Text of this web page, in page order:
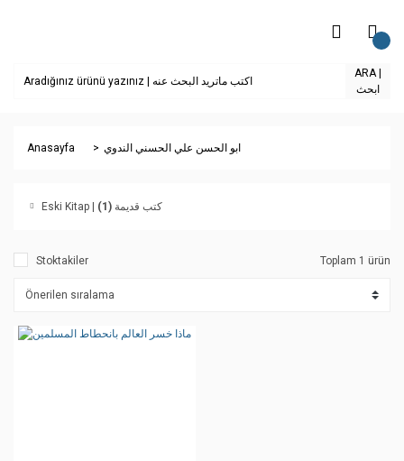
ARA |
ابحث
Anasayfa ابو الحسن علي الحسني الندوي
Eski Kitap | كتب قديمة(1)
Stoktakiler Toplam 1 ürün